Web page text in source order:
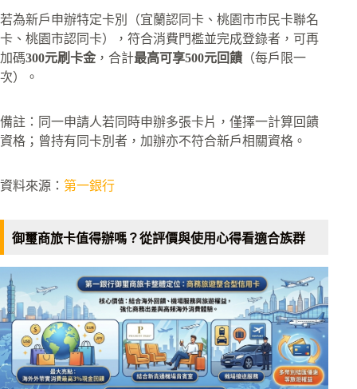
若為新戶申辦特定卡別（宜蘭認同卡、桃園市市民卡聯名
卡、桃園市認同卡），符合消費門檻並完成登錄者，可再
加碼300元刷卡金 ，合計最高可享500元回饋 （每戶限一
次）。
備註：同一申請人若同時申辦多張卡片，僅擇一計算回饋
資格；曾持有同卡別者，加辦亦不符合新戶相關資格。
資料來源： 第一銀行
御璽商旅卡值得辦嗎？從評價與使用心得看適合族群